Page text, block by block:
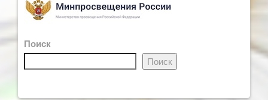
Поиск
Поиск